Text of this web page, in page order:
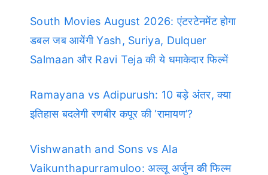
South Movies August 2026: एंटरटेनमेंट होगा
डबल जब आयेंगी Yash, Suriya, Dulquer
Salmaan और Ravi Teja की ये धमाकेदार फिल्में
Ramayana vs Adipurush: 10 बड़े अंतर, क्या
इतिहास बदलेगी रणबीर कपूर की ‘रामायण’?
Vishwanath and Sons vs Ala
Vaikunthapurramuloo: अल्लू अर्जुन की फिल्म